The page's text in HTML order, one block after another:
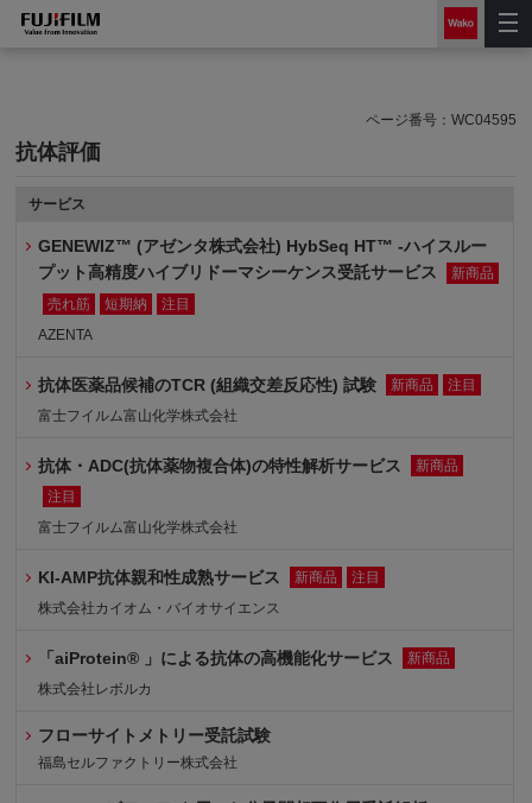
ページ番号： WC04595
抗体評価
サービス
GENEWIZ™ (アゼンタ株式会社) HybSeq HT™ -ハイスルー
プット高精度ハイブリドーマシーケンス受託サービス
新商品
売れ筋
短期納
注目
AZENTA
抗体医薬品候補のTCR (組織交差反応性) 試験 新商品
注目
富士フイルム富山化学株式会社
抗体・ADC(抗体薬物複合体)の特性解析サービス
新商品
注目
富士フイルム富山化学株式会社
KI-AMP抗体親和性成熟サービス 新商品
注目
株式会社カイオム・バイオサイエンス
「aiProtein® 」による抗体の高機能化サービス
新商品
株式会社レボルカ
フローサイトメトリー受託試験
福島セルファクトリー株式会社